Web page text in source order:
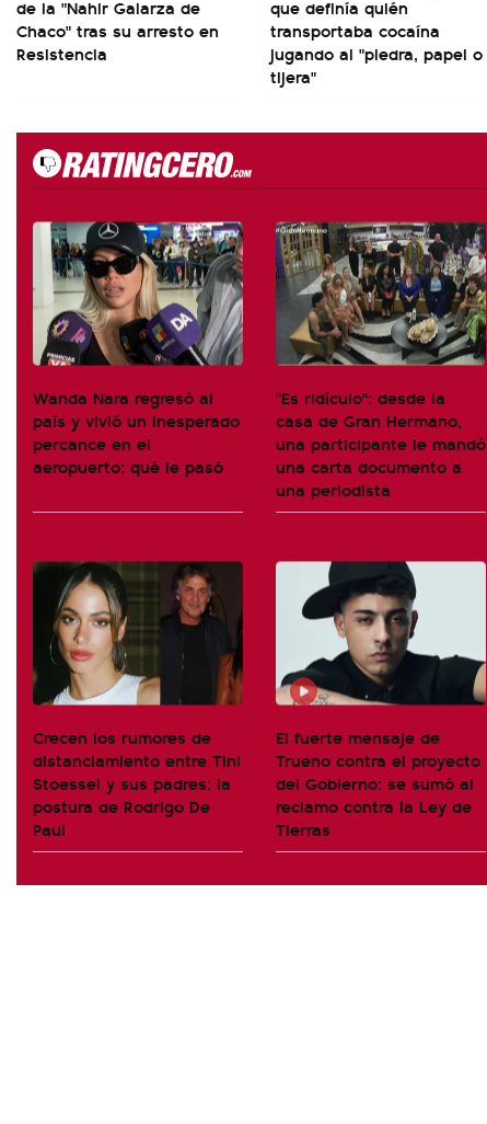
de la "Nahir Galarza de
Chaco" tras su arresto en
Resistencia
que definía quién
transportaba cocaína
jugando al "piedra, papel o
tijera"
Wanda Nara regresó al
país y vivió un inesperado
percance en el
aeropuerto: qué le pasó
"Es ridículo": desde la
casa de Gran Hermano,
una participante le mandó
una carta documento a
una periodista
Crecen los rumores de
distanciamiento entre Tini
Stoessel y sus padres: la
postura de Rodrigo De
Paul
El fuerte mensaje de
Trueno contra el proyecto
del Gobierno: se sumó al
reclamo contra la Ley de
Tierras